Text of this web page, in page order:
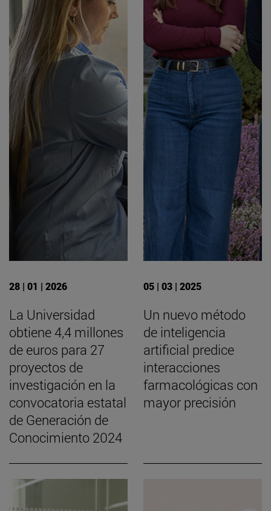
28 | 01 | 2026
La Universidad
obtiene 4,4 millones
de euros para 27
proyectos de
investigación en la
convocatoria estatal
de Generación de
Conocimiento 2024
05 | 03 | 2025
Un nuevo método
de inteligencia
artificial predice
interacciones
farmacológicas con
mayor precisión